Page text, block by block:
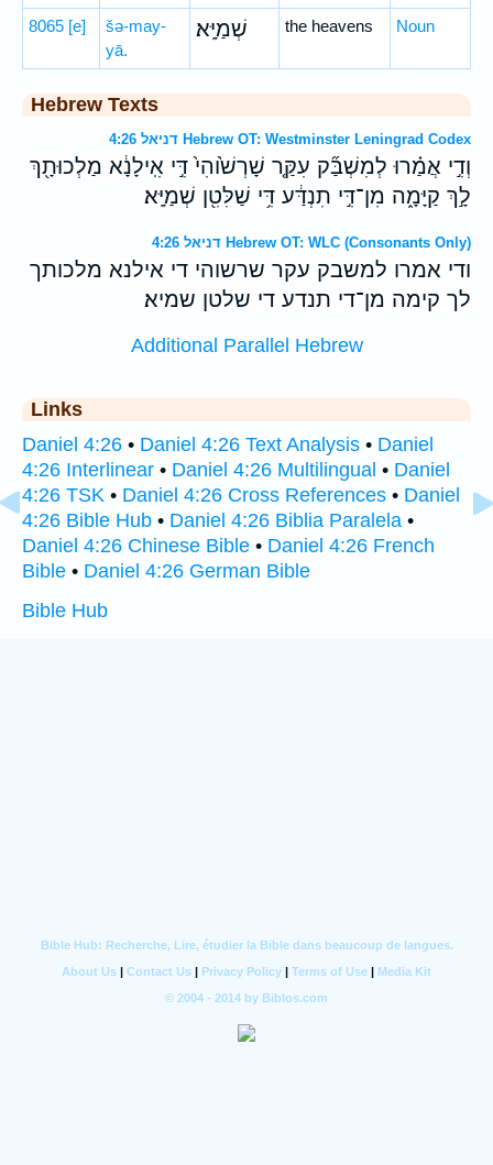
8065 [e]
šə-may-
yā.
שְׁמַיָּֽא׃ the heavens Noun
Hebrew Texts
דניאל 4:26 Hebrew OT: Westminster Leningrad Codex
וְדִ֣י אֲמַ֗רוּ לְמִשְׁבַּ֞ק עִקַּ֤ר שָׁרְשֹׁ֙והִי֙ דִּ֣י אִֽילָנָ֔א מַלְכוּתָ֖ךְ
לָ֣ךְ קַיָּמָ֑ה מִן־דִּ֣י תִנְדַּ֔ע דִּ֥י שַׁלִּטִ֖ן שְׁמַיָּֽא׃
דניאל 4:26 Hebrew OT: WLC (Consonants Only)
ודי אמרו למשבק עקר שרשוהי די אילנא מלכותך
לך קימה מן־די תנדע די שלטן שמיא׃
Additional Parallel Hebrew
Links
Daniel 4:26 • Daniel 4:26 Text Analysis • Daniel
4:26 Interlinear • Daniel 4:26 Multilingual • Daniel
4:26 TSK • Daniel 4:26 Cross References • Daniel
4:26 Bible Hub • Daniel 4:26 Biblia Paralela •
Daniel 4:26 Chinese Bible • Daniel 4:26 French
Bible • Daniel 4:26 German Bible
Bible Hub